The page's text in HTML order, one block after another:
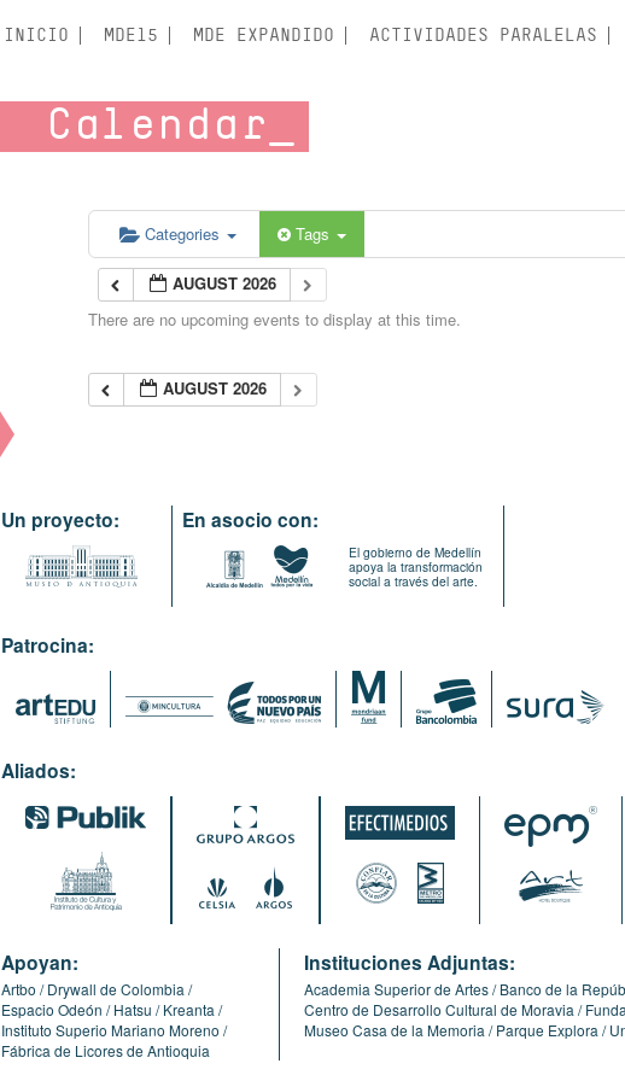
INICIO MDE15 MDE EXPANDIDO ACTIVIDADES PARALELAS
Calendar
Categories Tags
AUGUST 2026
There are no upcoming events to display at this time.
AUGUST 2026
Un proyecto: En asocio con:
El gobierno de Medellín
apoya la transformación
social a través del arte.
Patrocina:
Aliados:
Apoyan:
Artbo
Drywall de Colombia
Espacio Odeón
Hatsu
Kreanta
Instituto Superio Mariano Moreno
Fábrica de Licores de Antioquia
Instituciones Adjuntas:
Academia Superior de Artes Banco de la
Centro de Desarrollo Cultural de Moravia
Museo Casa de la Memoria
Parque Explora